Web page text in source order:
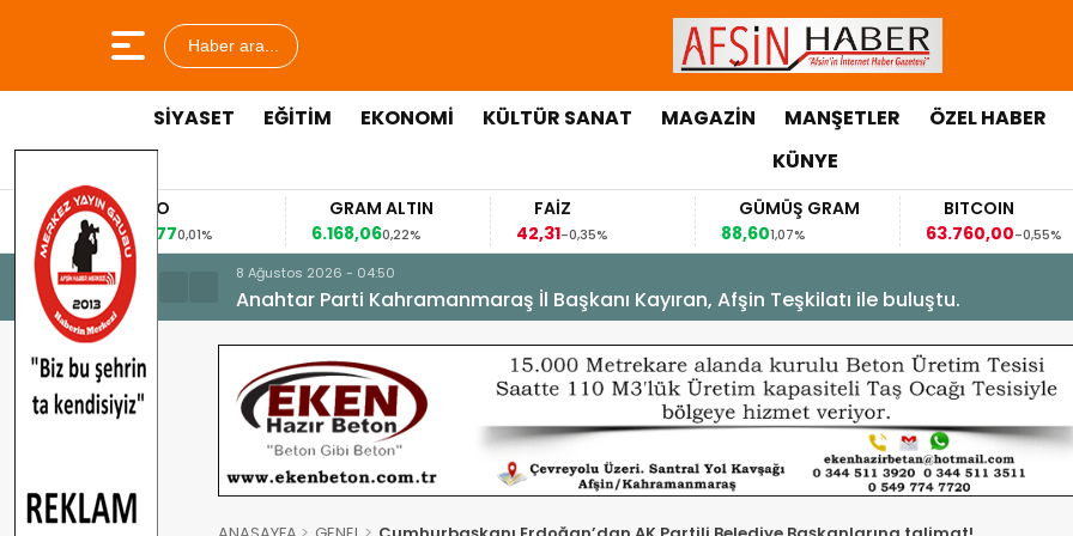
Haber ara...
SİYASET EĞİTİM EKONOMİ KÜLTÜR SANAT MAGAZİN MANŞETLER ÖZEL HABER
KÜNYE
EURO
53,84770,01%
GRAM ALTIN
6.168,060,22%
FAİZ
42,31
-0,35%
GÜMÜŞ GRAM
88,60
1,07%
BITCOIN
63.760,00-0,55%
8 Ağustos 2026 - 04:50
Anahtar Parti Kahramanmaraş İl Başkanı Kayıran, Afşin Teşkilatı ile buluştu.